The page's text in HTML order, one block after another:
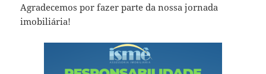
Agradecemos por fazer parte da nossa jornada
imobiliária!